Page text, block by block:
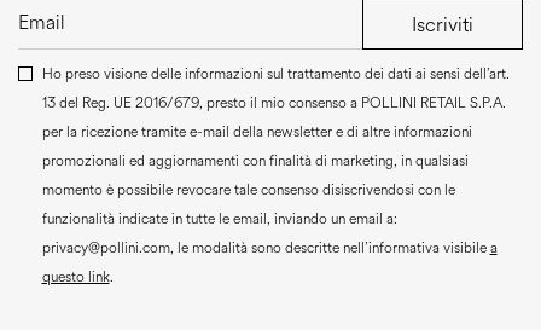
Iscriviti
Ho preso visione delle informazioni sul trattamento dei dati ai sensi dell’art.
13 del Reg. UE 2016/679, presto il mio consenso a POLLINI RETAIL S.P.A.
per la ricezione tramite e-mail della newsletter e di altre informazioni
promozionali ed aggiornamenti con finalità di marketing, in qualsiasi
momento è possibile revocare tale consenso disiscrivendosi con le
funzionalità indicate in tutte le email, inviando un email a:
privacy@pollini.com, le modalità sono descritte nell’informativa visibilea
questo link.